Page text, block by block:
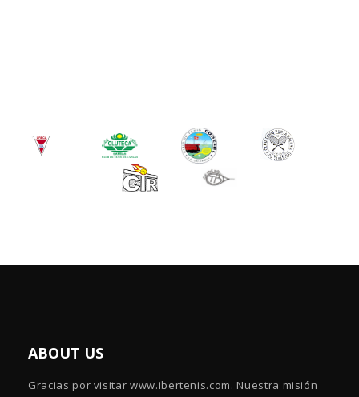
ABOUT US
Gracias por visitar www.ibertenis.com. Nuestra misión